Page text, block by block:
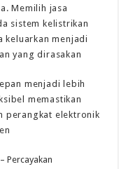
Memilih jasa
sistem kelistrikan
keluarkan menjadi
yang dirasakan
menjadi lebih
memastikan
perangkat elektronik
Percayakan